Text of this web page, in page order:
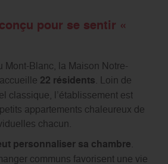
pour se sentir «
Blanc, la Maison Notre-
22 résidents. Loin de
classique, l’établissement est
appartements chaleureux de
chacun.
personnaliser sa chambre.
communs favorisent une vie